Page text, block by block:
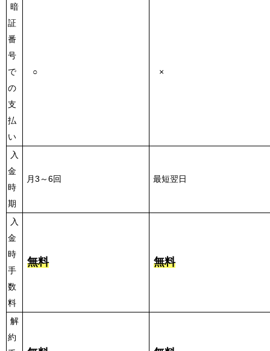
暗
証
番
号
で
の
支
払
い
○ ×
入
金
時
期
月3～6回 最短翌日
入
金
時
手
数
料
無料 無料
解
約